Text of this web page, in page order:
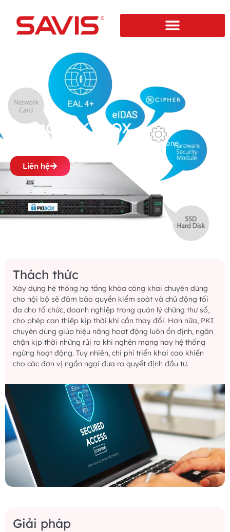
TrustCA PKI BOX
Giải pháp hạ tầng khoá công khai PKI all-in-one
Liên hệ
Thách thức
Xây dựng hệ thống hạ tầng khóa công khai chuyên dùng
cho nội bộ sẽ đảm bảo quyền kiểm soát và chủ động tối
đa cho tổ chức, doanh nghiệp trong quản lý chứng thư số,
cho phép can thiệp kịp thời khi cần thay đổi. Hơn nữa, PKI
chuyên dùng giúp hiệu năng hoạt động luôn ổn định, ngăn
chặn kịp thời những rủi ro khi nghẽn mạng hay hệ thống
ngừng hoạt động. Tuy nhiên, chi phí triển khai cao khiến
cho các đơn vị ngần ngại đưa ra quyết định đầu tư.
Giải pháp